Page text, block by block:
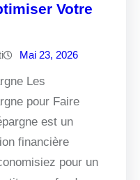
Votre
Mai 23, 2026
Les
pour Faire
est un
financière
pour un